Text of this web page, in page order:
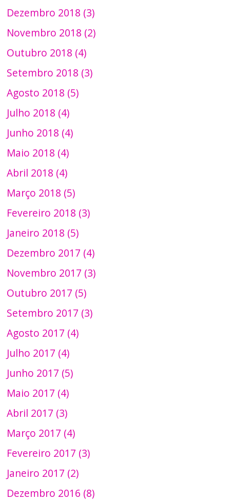
Dezembro 2018 (3)
Novembro 2018 (2)
Outubro 2018 (4)
Setembro 2018 (3)
Agosto 2018 (5)
Julho 2018 (4)
Junho 2018 (4)
Maio 2018 (4)
Abril 2018 (4)
Março 2018 (5)
Fevereiro 2018 (3)
Janeiro 2018 (5)
Dezembro 2017 (4)
Novembro 2017 (3)
Outubro 2017 (5)
Setembro 2017 (3)
Agosto 2017 (4)
Julho 2017 (4)
Junho 2017 (5)
Maio 2017 (4)
Abril 2017 (3)
Março 2017 (4)
Fevereiro 2017 (3)
Janeiro 2017 (2)
Dezembro 2016 (8)